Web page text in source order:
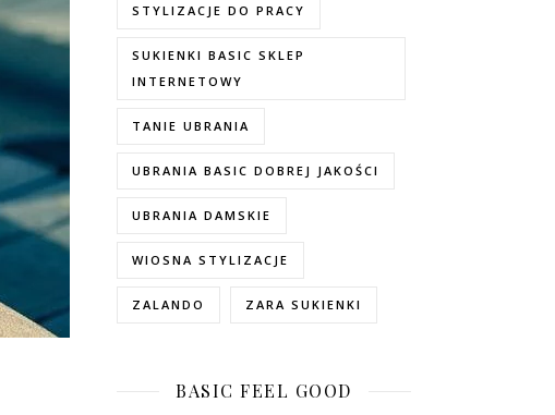
STYLIZACJE DO PRACY
SUKIENKI BASIC SKLEP
INTERNETOWY
TANIE UBRANIA
UBRANIA BASIC DOBREJ JAKOŚCI
UBRANIA DAMSKIE
WIOSNA STYLIZACJE
ZALANDO ZARA SUKIENKI
BASIC FEEL GOOD